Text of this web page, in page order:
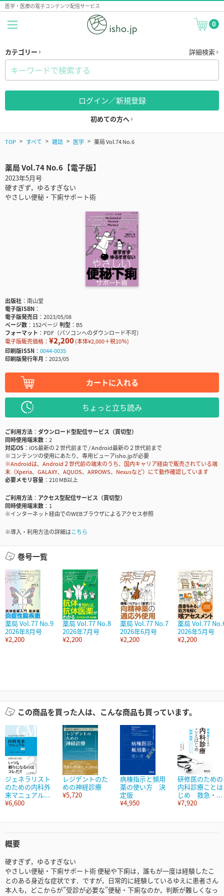
医学・医療の電子コンテンツ配信サービス
0
カテゴリー 詳細検索
ログイン／新規登録
初めての方へ
TOP すべて 雑誌 医学 薬局 Vol.74 No.6
薬局 Vol.74 No.6【電子版】
2023年5月号
硬すぎず，ゆるすぎない
やさしい便秘・下痢サポート術
出版社
南山堂
電子版ISBN
電子版発売日
2023/05/08
ページ数
152ページ判型
B5
フォーマット
PDF（パソコンへのダウンロード不可）
電子版販売価格： ¥2,200(本体¥2,000＋税10％)
印刷版ISSN
0044-0035
印刷版発行年月
2023/05
カートに入れる
ちょっと立ち読み
ご利用方法
ダウンロード型配信サービス（買切型）
同時使用端末数
2
対応OS
iOS最新の２世代前まで / Android最新の２世代前まで
※コンテンツの使用にあたり、専用ビューアisho.jpが必要
※Androidは、Android２世代前の端末のうち、国内キャリア経由で販売されている端
末（Xperia、GALAXY、AQUOS、ARROWS、Nexusなど）にて動作確認しています
必要メモリ容量
210 MB以上
ご利用方法
アクセス型配信サービス（買切型）
同時使用端末数
1
※インターネット経由でのWEBブラウザによるアクセス参照
※導入・利用方法の詳細はこちら
巻号一覧
薬局 Vol.77 No.9
2026年8月号
¥2,200
薬局 Vol.77 No.8
2026年7月号
¥2,200
薬局 Vol.77 No.7
2026年6月号
¥2,200
薬局 Vol.77
2026年5月号
¥2,200
この商品を買った人は、こんな商品も買っています。
ジェネラリスト
のための内科外
来マニュアル...
¥6,600
レジデントのた
めの神経診療
¥5,720
病棟指示と頻用
薬の使い方 決
定版
¥4,950
研修医のための
内科診療ことは
じめ 救急・...
¥7,920
概要
硬すぎず，ゆるすぎない
やさしい便秘・下痢サポート術 便秘や下痢は，誰もが一度は経験したこ
とのある身近な症状です．ですが，日常的に経験しているゆえに患者さん
本人も，どこからが”受診が必要な”便秘・下痢なのか，判断が難しくなっ